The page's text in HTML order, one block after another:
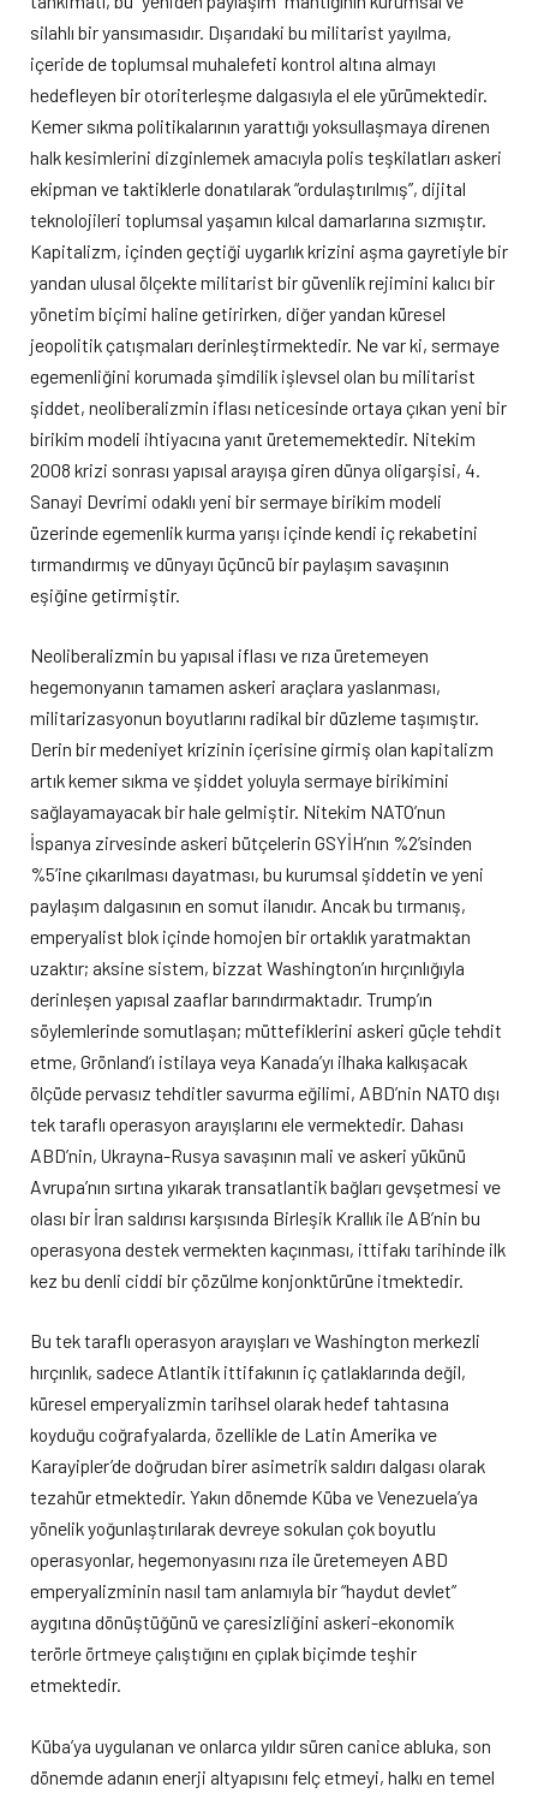
silahlı bir yansımasıdır. Dışarıdaki bu militarist yayılma,
içeride de toplumsal muhalefeti kontrol altına almayı
hedefleyen bir otoriterleşme dalgasıyla el ele yürümektedir.
Kemer sıkma politikalarının yarattığı yoksullaşmaya direnen
halk kesimlerini dizginlemek amacıyla polis teşkilatları askeri
ekipman ve taktiklerle donatılarak “ordulaştırılmış”, dijital
teknolojileri toplumsal yaşamın kılcal damarlarına sızmıştır.
Kapitalizm, içinden geçtiği uygarlık krizini aşma gayretiyle bir
yandan ulusal ölçekte militarist bir güvenlik rejimini kalıcı bir
yönetim biçimi haline getirirken, diğer yandan küresel
jeopolitik çatışmaları derinleştirmektedir. Ne var ki, sermaye
egemenliğini korumada şimdilik işlevsel olan bu militarist
şiddet, neoliberalizmin iflası neticesinde ortaya çıkan yeni bir
birikim modeli ihtiyacına yanıt üretememektedir. Nitekim
2008 krizi sonrası yapısal arayışa giren dünya oligarşisi, 4.
Sanayi Devrimi odaklı yeni bir sermaye birikim modeli
üzerinde egemenlik kurma yarışı içinde kendi iç rekabetini
tırmandırmış ve dünyayı üçüncü bir paylaşım savaşının
eşiğine getirmiştir.
Neoliberalizmin bu yapısal iflası ve rıza üretemeyen
hegemonyanın tamamen askeri araçlara yaslanması,
militarizasyonun boyutlarını radikal bir düzleme taşımıştır.
Derin bir medeniyet krizinin içerisine girmiş olan kapitalizm
artık kemer sıkma ve şiddet yoluyla sermaye birikimini
sağlayamayacak bir hale gelmiştir. Nitekim NATO’nun
İspanya zirvesinde askeri bütçelerin GSYİH’nın %2’sinden
%5’ine çıkarılması dayatması, bu kurumsal şiddetin ve yeni
paylaşım dalgasının en somut ilanıdır. Ancak bu tırmanış,
emperyalist blok içinde homojen bir ortaklık yaratmaktan
uzaktır; aksine sistem, bizzat Washington’ın hırçınlığıyla
derinleşen yapısal zaaflar barındırmaktadır. Trump’ın
söylemlerinde somutlaşan; müttefiklerini askeri güçle tehdit
etme, Grönland’ı istilaya veya Kanada’yı ilhaka kalkışacak
ölçüde pervasız tehditler savurma eğilimi, ABD’nin NATO dışı
tek taraflı operasyon arayışlarını ele vermektedir. Dahası
ABD’nin, Ukrayna-Rusya savaşının mali ve askeri yükünü
Avrupa’nın sırtına yıkarak transatlantik bağları gevşetmesi ve
olası bir İran saldırısı karşısında Birleşik Krallık ile AB’nin bu
operasyona destek vermekten kaçınması, ittifakı tarihinde ilk
kez bu denli ciddi bir çözülme konjonktürüne itmektedir.
Bu tek taraflı operasyon arayışları ve Washington merkezli
hırçınlık, sadece Atlantik ittifakının iç çatlaklarında değil,
küresel emperyalizmin tarihsel olarak hedef tahtasına
koyduğu coğrafyalarda, özellikle de Latin Amerika ve
Karayipler’de doğrudan birer asimetrik saldırı dalgası olarak
tezahür etmektedir. Yakın dönemde Küba ve Venezuela’ya
yönelik yoğunlaştırılarak devreye sokulan çok boyutlu
operasyonlar, hegemonyasını rıza ile üretemeyen ABD
emperyalizminin nasıl tam anlamıyla bir “haydut devlet”
aygıtına dönüştüğünü ve çaresizliğini askeri-ekonomik
terörle örtmeye çalıştığını en çıplak biçimde teşhir
etmektedir.
Küba’ya uygulanan ve onlarca yıldır süren canice abluka, son
dönemde adanın enerji altyapısını felç etmeyi, halkı en temel